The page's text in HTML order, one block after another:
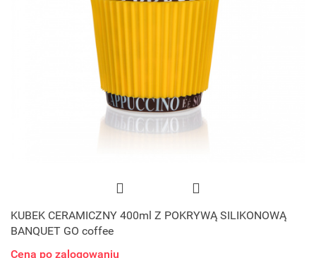
KUBEK CERAMICZNY 400ml Z POKRYWĄ SILIKONOWĄ
BANQUET GO coffee
Cena po zalogowaniu